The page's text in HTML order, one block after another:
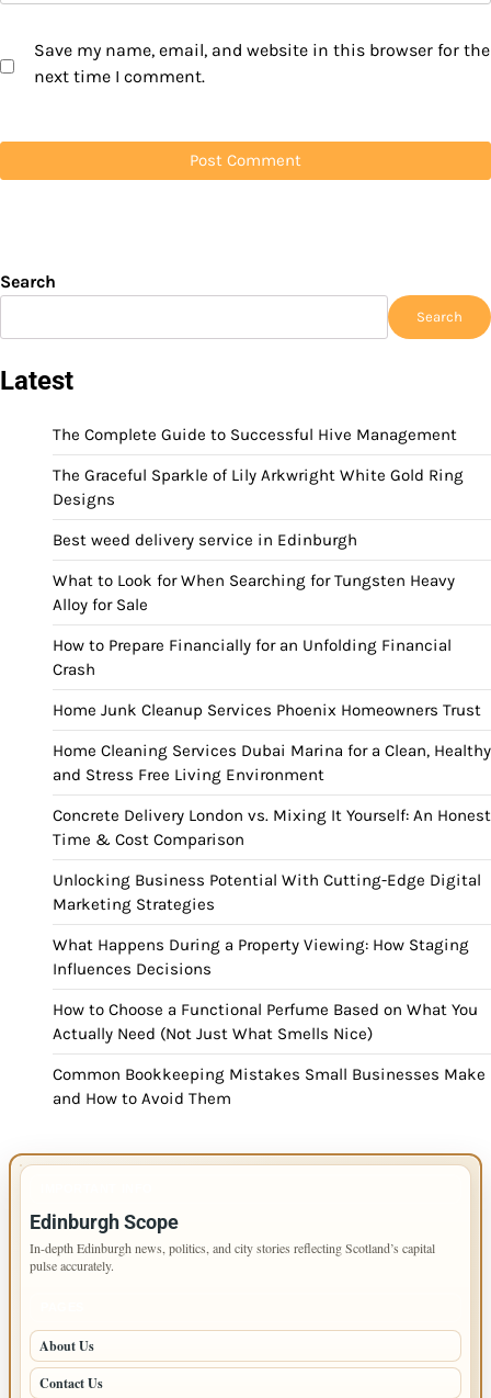
Save my name, email, and website in this browser for the
next time I comment.
Search
Search
Latest
The Complete Guide to Successful Hive Management
The Graceful Sparkle of Lily Arkwright White Gold Ring
Designs
Best weed delivery service in Edinburgh
What to Look for When Searching for Tungsten Heavy
Alloy for Sale
How to Prepare Financially for an Unfolding Financial
Crash
Home Junk Cleanup Services Phoenix Homeowners Trust
Home Cleaning Services Dubai Marina for a Clean, Healthy
and Stress Free Living Environment
Concrete Delivery London vs. Mixing It Yourself: An Honest
Time & Cost Comparison
Unlocking Business Potential With Cutting-Edge Digital
Marketing Strategies
What Happens During a Property Viewing: How Staging
Influences Decisions
How to Choose a Functional Perfume Based on What You
Actually Need (Not Just What Smells Nice)
Common Bookkeeping Mistakes Small Businesses Make
and How to Avoid Them
Edinburgh Scope
In-depth Edinburgh news, politics, and city stories reflecting Scotland’s capital
pulse accurately.
About Us
Contact Us